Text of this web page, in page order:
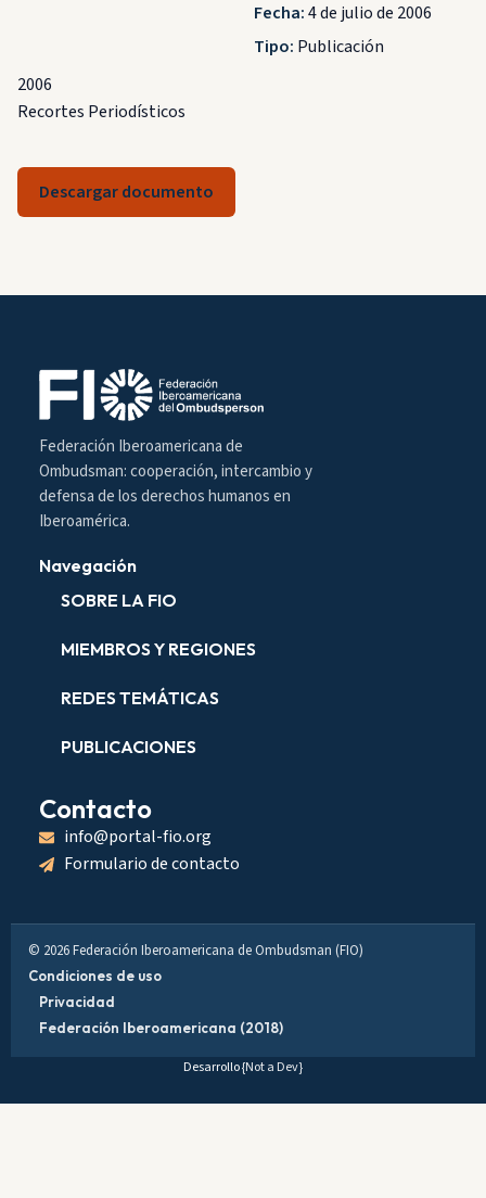
Fecha:4 de julio de 2006
Tipo: Publicación
2006
Recortes Periodísticos
Descargar documento
Federación Iberoamericana de
Ombudsman: cooperación, intercambio y
defensa de los derechos humanos en
Iberoamérica.
Navegación
SOBRE LA FIO
MIEMBROS Y REGIONES
REDES TEMÁTICAS
PUBLICACIONES
Contacto
info@portal-fio.org
Formulario de contacto
© 2026 Federación Iberoamericana de Ombudsman (FIO)
Condiciones de uso
Privacidad
Federación Iberoamericana (2018)
Desarrollo{Not a Dev}